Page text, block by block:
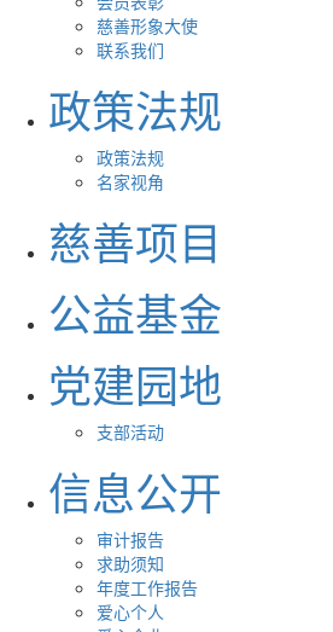
慈善形象大使
联系我们
政策法规
政策法规
名家视角
慈善项目
公益基金
党建园地
支部活动
信息公开
审计报告
求助须知
年度工作报告
爱心个人